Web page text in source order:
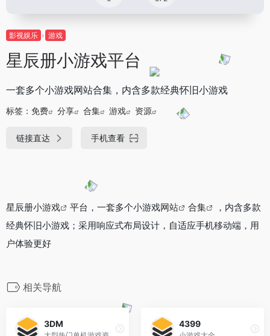
影视娱乐 游戏
星辰册小游戏平台
一套多个小游戏网站合集，内含多款经典怀旧小游戏
标签： 免费 分享 合集 游戏 资源
链接直达 手机查看
星辰册小游戏 平台，一套多个小游戏网站 合集
，内含多款
经典怀旧小游戏；采用响应式布局设计，自适应手机移动端，用
户体验更好
相关导航
3DM 4399